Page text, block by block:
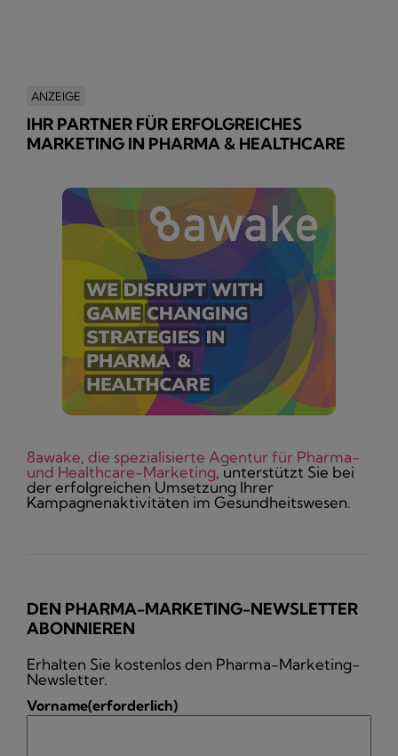
ANZEIGE
IHR PARTNER FÜR ERFOLGREICHES
MARKETING IN PHARMA & HEALTHCARE
8awake, die spezialisierte Agentur für Pharma-
und Healthcare-Marketing, unterstützt Sie bei
der erfolgreichen Umsetzung Ihrer
Kampagnenaktivitäten im Gesundheitswesen.
DEN PHARMA-MARKETING-NEWSLETTER
ABONNIEREN
Erhalten Sie kostenlos den Pharma-Marketing-
Newsletter.
Vorname(erforderlich)